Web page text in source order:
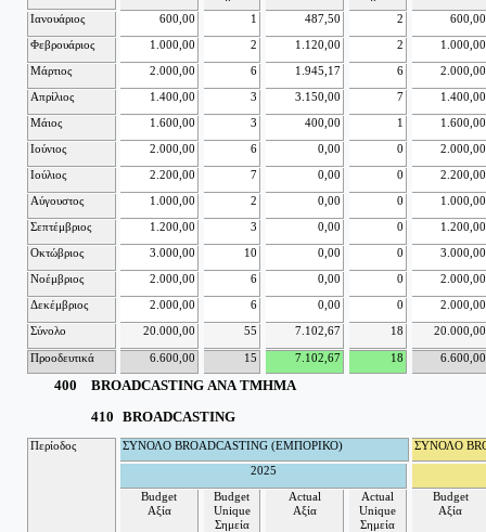
Ιανουάριος
Φεβρουάριος
Μάρτιος
Απρίλιος
Μάιος
Ιούνιος
Ιούλιος
Αύγουστος
Σεπτέμβριος
Οκτώβριος
Νοέμβριος
Δεκέμβριος
Σύνολο
600,00
1.000,00
2.000,00
1.400,00
1.600,00
2.000,00
2.200,00
1.000,00
1.200,00
3.000,00
2.000,00
2.000,00
20.000,00
1
2
6
3
3
6
7
2
3
10
6
6
55
487,50
1.120,00
1.945,17
3.150,00
400,00
0,00
0,00
0,00
0,00
0,00
0,00
0,00
7.102,67
2
2
6
7
1
0
0
0
0
0
0
0
18
600,00
1.000,00
2.000,00
1.400,00
1.600,00
2.000,00
2.200,00
1.000,00
1.200,00
3.000,00
2.000,00
2.000,00
20.000,00
Προοδευτικά 6.600,00 15 7.102,67 18 6.600,00
400
BROADCASTING ΑΝΑ ΤΜΗΜΑ
410 BROADCASTING
Budget
Αξία
Budget
Unique
Σημεία
Actual
Αξία
Actual
Unique
Σημεία
Budget
Αξία
Περίοδος
ΣΥΝΟΛΟ BROADCASTING (ΕΜΠΟΡΙΚΟ)
2025
ΣΥΝΟΛΟ